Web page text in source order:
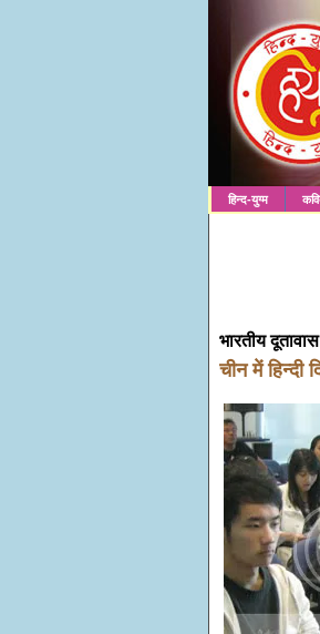
हिन्द-युग्म
भारतीय दूतावास
चीन में हिन्दी